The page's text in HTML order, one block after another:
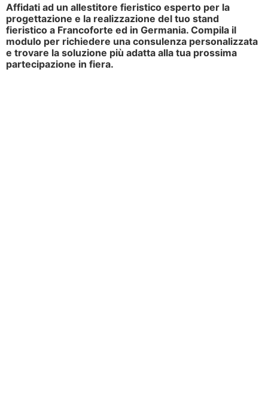
Affidati ad un allestitore fieristico esperto per la
progettazione e la realizzazione del tuo stand
fieristico a Francoforte ed in Germania. Compila il
modulo per richiedere una consulenza personalizzata
e trovare la soluzione più adatta alla tua prossima
partecipazione in fiera.